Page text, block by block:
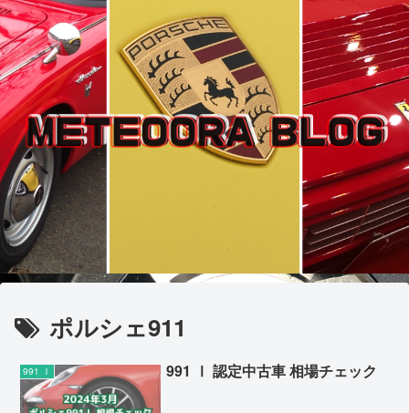
ポルシェ911
991 Ⅰ 991 Ⅰ 認定中古車 相場チェック